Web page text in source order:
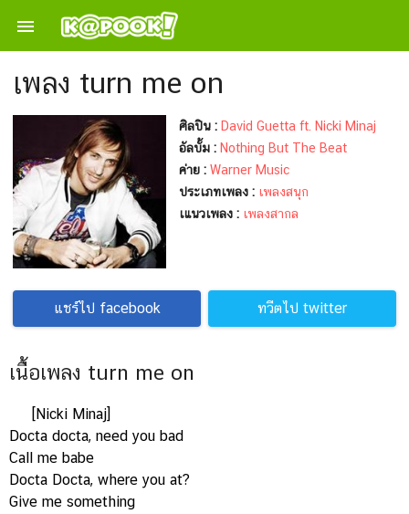

เพลง turn me on
ศิลปิน : David Guetta ft. Nicki Minaj
อัลบั้ม : Nothing But The Beat
ค่าย : Warner Music
ประเภทเพลง : เพลงสนุก
เแนวเพลง : เพลงสากล
แชร์ไป facebook ทวีตไป twitter
เนื้อเพลง turn me on
[Nicki Minaj]
Docta docta, need you bad
Call me babe
Docta Docta, where you at?
Give me something